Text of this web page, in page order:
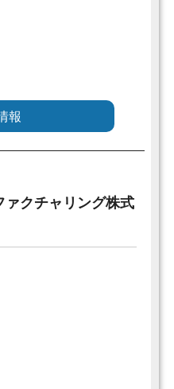
報
クチャリング株式